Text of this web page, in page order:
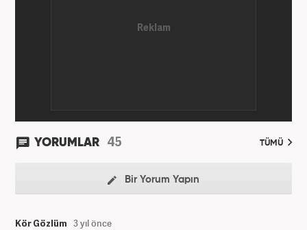
YORUMLAR 45 TÜMÜ
Bir Yorum Yapın
Kör Gözlüm 3 yıl önce